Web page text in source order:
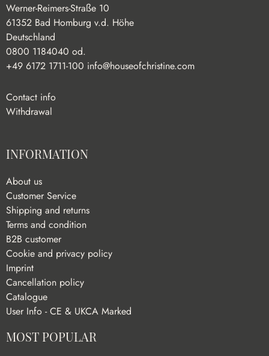
Werner-Reimers-Straße 10
61352 Bad Homburg v.d. Höhe
Deutschland
0800 1184040 od.
+49 6172 1711-100 info@houseofchristine.com
Contact info
Withdrawal
INFORMATION
About us
Customer Service
Shipping and returns
Terms and condition
B2B customer
Cookie and privacy policy
Imprint
Cancellation policy
Catalogue
User Info - CE & UKCA Marked
MOST POPULAR